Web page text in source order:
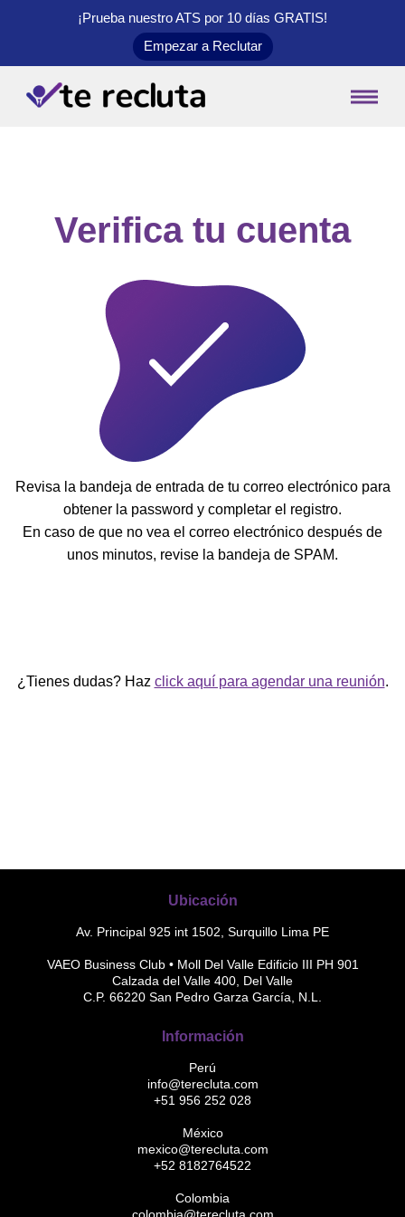
¡Prueba nuestro ATS por 10 días GRATIS!
Empezar a Reclutar
Verifica tu cuenta
Revisa la bandeja de entrada de tu correo electrónico para
obtener la password y completar el registro.
En caso de que no vea el correo electrónico después de
unos minutos, revise la bandeja de SPAM.
¿Tienes dudas? Haz click aquí para agendar una reunión.
Ubicación
Av. Principal 925 int 1502, Surquillo Lima PE
VAEO Business Club • Moll Del Valle Edificio III PH 901
Calzada del Valle 400, Del Valle
C.P. 66220 San Pedro Garza García, N.L.
Información
Perú
info@terecluta.com
+51 956 252 028
México
mexico@terecluta.com
+52 8182764522
Colombia